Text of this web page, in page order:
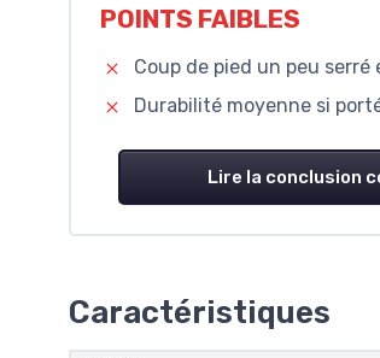
POINTS FAIBLES
Coup de pied un peu
Durabilité moyenne si
Lire la conclusion
Caractéristiques